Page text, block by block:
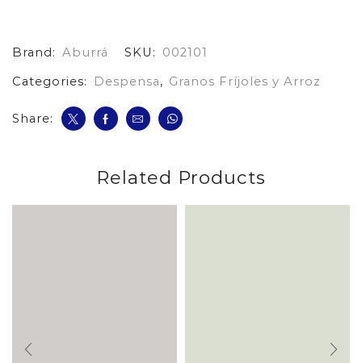
Brand: Aburrá SKU:
002101
Categories:
Despensa, Granos Fríjoles y Arroz
Share:
Related Products